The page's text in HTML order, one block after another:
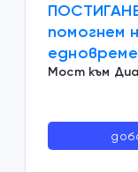
помогнем
Мост към